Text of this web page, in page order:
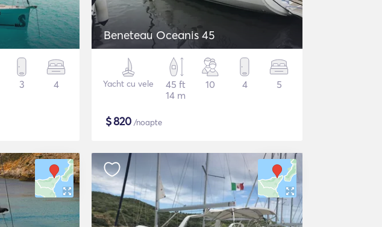
3 4
Beneteau Oceanis 45
Yacht cu vele
45 ft
14 m
10 4 5
$820 /noapte